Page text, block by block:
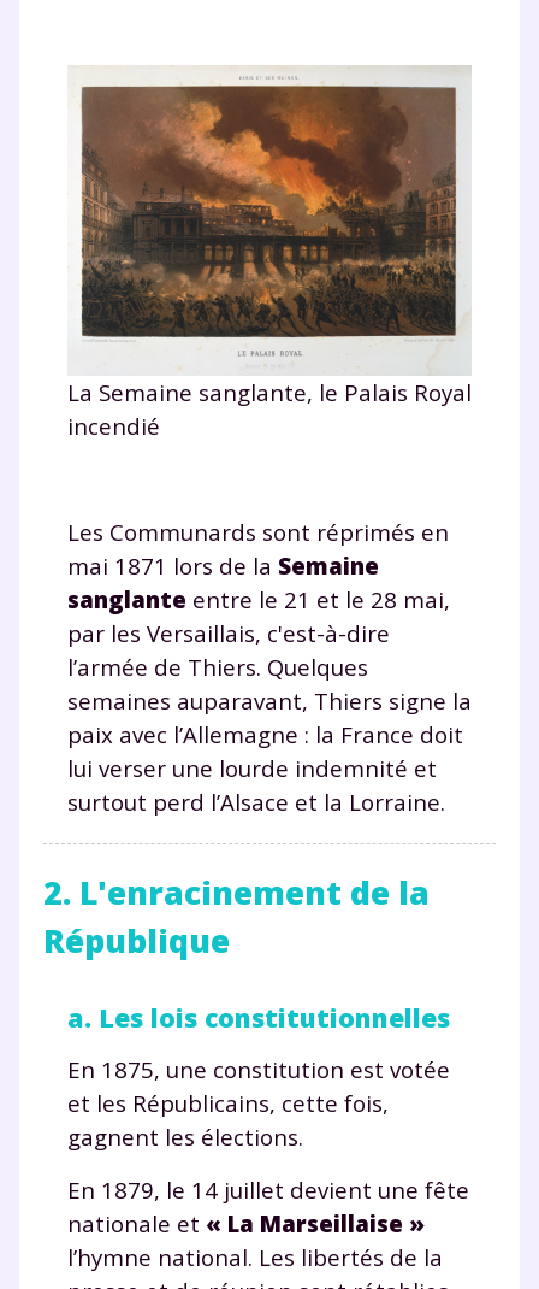
La Semaine sanglante, le Palais Royal
incendié
Les Communards sont réprimés en
mai 1871 lors de la Semaine
sanglante entre le 21 et le 28 mai,
par les Versaillais, c'est-à-dire
l’armée de Thiers. Quelques
semaines auparavant, Thiers signe la
paix avec l’Allemagne : la France doit
lui verser une lourde indemnité et
surtout perd l’Alsace et la Lorraine.
2. L'enracinement de la
République
a. Les lois constitutionnelles
En 1875, une constitution est votée
et les Républicains, cette fois,
gagnent les élections.
En 1879, le 14 juillet devient une fête
nationale et « La Marseillaise »
l’hymne national. Les libertés de la